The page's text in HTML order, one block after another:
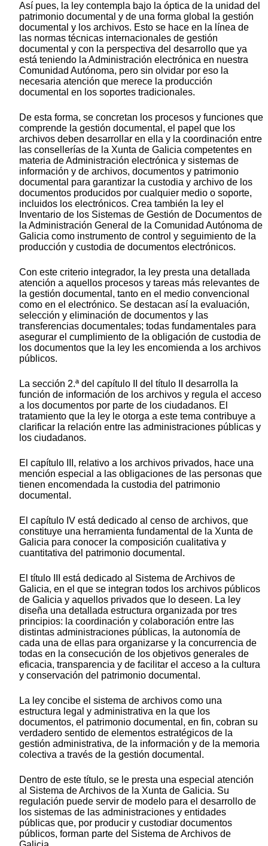
Así pues, la ley contempla bajo la óptica de la unidad del
patrimonio documental y de una forma global la gestión
documental y los archivos. Esto se hace en la línea de
las normas técnicas internacionales de gestión
documental y con la perspectiva del desarrollo que ya
está teniendo la Administración electrónica en nuestra
Comunidad Autónoma, pero sin olvidar por eso la
necesaria atención que merece la producción
documental en los soportes tradicionales.
De esta forma, se concretan los procesos y funciones que
comprende la gestión documental, el papel que los
archivos deben desarrollar en ella y la coordinación entre
las consellerías de la Xunta de Galicia competentes en
materia de Administración electrónica y sistemas de
información y de archivos, documentos y patrimonio
documental para garantizar la custodia y archivo de los
documentos producidos por cualquier medio o soporte,
incluidos los electrónicos. Crea también la ley el
Inventario de los Sistemas de Gestión de Documentos de
la Administración General de la Comunidad Autónoma de
Galicia como instrumento de control y seguimiento de la
producción y custodia de documentos electrónicos.
Con este criterio integrador, la ley presta una detallada
atención a aquellos procesos y tareas más relevantes de
la gestión documental, tanto en el medio convencional
como en el electrónico. Se destacan así la evaluación,
selección y eliminación de documentos y las
transferencias documentales; todas fundamentales para
asegurar el cumplimiento de la obligación de custodia de
los documentos que la ley les encomienda a los archivos
públicos.
La sección 2.ª del capítulo II del título II desarrolla la
función de información de los archivos y regula el acceso
a los documentos por parte de los ciudadanos. El
tratamiento que la ley le otorga a este tema contribuye a
clarificar la relación entre las administraciones públicas y
los ciudadanos.
El capítulo III, relativo a los archivos privados, hace una
mención especial a las obligaciones de las personas que
tienen encomendada la custodia del patrimonio
documental.
El capítulo IV está dedicado al censo de archivos, que
constituye una herramienta fundamental de la Xunta de
Galicia para conocer la composición cualitativa y
cuantitativa del patrimonio documental.
El título III está dedicado al Sistema de Archivos de
Galicia, en el que se integran todos los archivos públicos
de Galicia y aquellos privados que lo deseen. La ley
diseña una detallada estructura organizada por tres
principios: la coordinación y colaboración entre las
distintas administraciones públicas, la autonomía de
cada una de ellas para organizarse y la concurrencia de
todas en la consecución de los objetivos generales de
eficacia, transparencia y de facilitar el acceso a la cultura
y conservación del patrimonio documental.
La ley concibe el sistema de archivos como una
estructura legal y administrativa en la que los
documentos, el patrimonio documental, en fin, cobran su
verdadero sentido de elementos estratégicos de la
gestión administrativa, de la información y de la memoria
colectiva a través de la gestión documental.
Dentro de este título, se le presta una especial atención
al Sistema de Archivos de la Xunta de Galicia. Su
regulación puede servir de modelo para el desarrollo de
los sistemas de las administraciones y entidades
públicas que, por producir y custodiar documentos
públicos, forman parte del Sistema de Archivos de